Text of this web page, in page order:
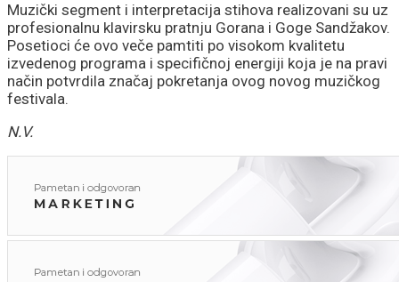
Muzički segment i interpretacija stihova realizovani su uz
profesionalnu klavirsku pratnju Gorana i Goge Sandžakov.
Posetioci će ovo veče pamtiti po visokom kvalitetu
izvedenog programa i specifičnoj energiji koja je na pravi
način potvrdila značaj pokretanja ovog novog muzičkog
festivala.
N.V.